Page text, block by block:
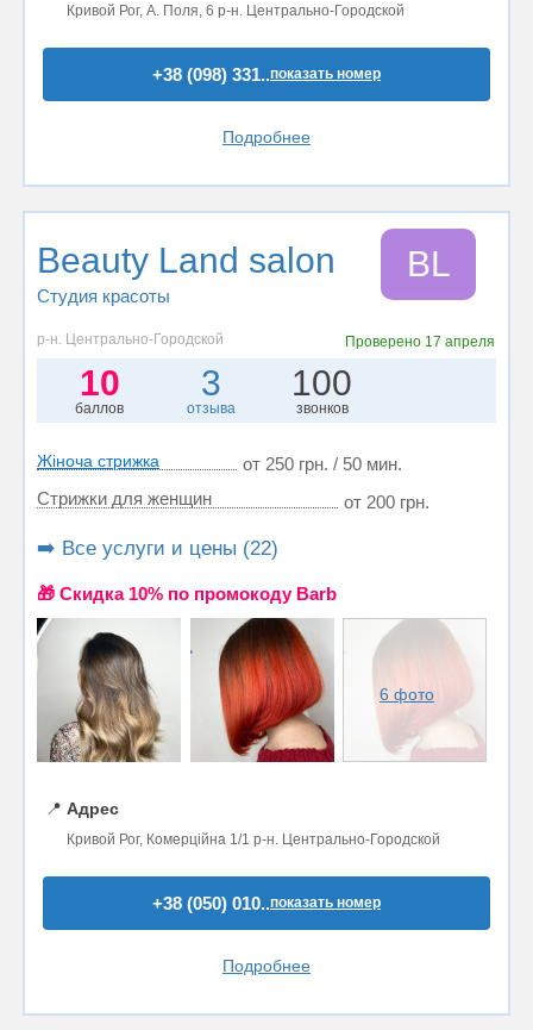
Кривой Рог, А. Поля, 6 р-н. Центрально-Городской
+38 (098) 331..показать номер
Подробнее
Beauty Land salon
Студия красоты
BL
р-н. Центрально-Городской Проверено 17 апреля
10
баллов
3
отзыва
100
звонков
Жіноча стрижка
от 250 грн. / 50 мин.
Стрижки для женщин
от 200 грн.
➡️ Все услуги и цены (22)
🎁 Cкидка 10% по промокоду Barb
6 фото
📍 Адрес
Кривой Рог, Комерційна 1/1 р-н. Центрально-Городской
+38 (050) 010..показать номер
Подробнее